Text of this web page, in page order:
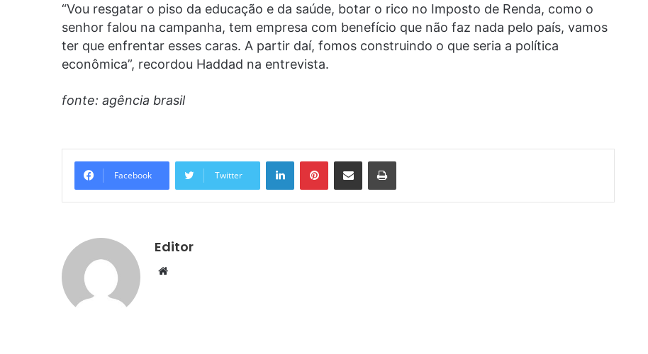
“Vou resgatar o piso da educação e da saúde, botar o rico no Imposto de Renda, como o
senhor falou na campanha, tem empresa com benefício que não faz nada pelo país, vamos
ter que enfrentar esses caras. A partir daí, fomos construindo o que seria a política
econômica”, recordou Haddad na entrevista.
fonte: agência brasil
Facebook Twitter
LinkedinPinterestCompartilhar via e-mail Imprimir
Editor
Website